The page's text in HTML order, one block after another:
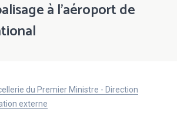
à l'aéroport de
du Premier Ministre - Direction
externe